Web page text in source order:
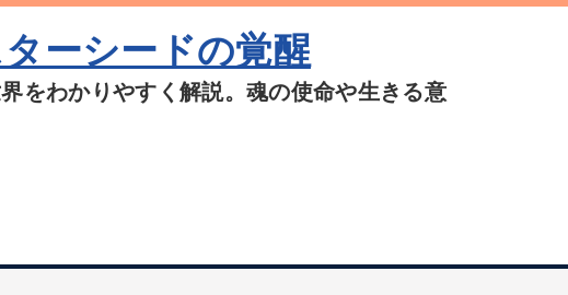
ーシードの覚醒
をわかりやすく解説。魂の使命や生きる意